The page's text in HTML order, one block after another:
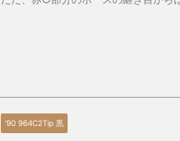
'90 964C2Tip 黒